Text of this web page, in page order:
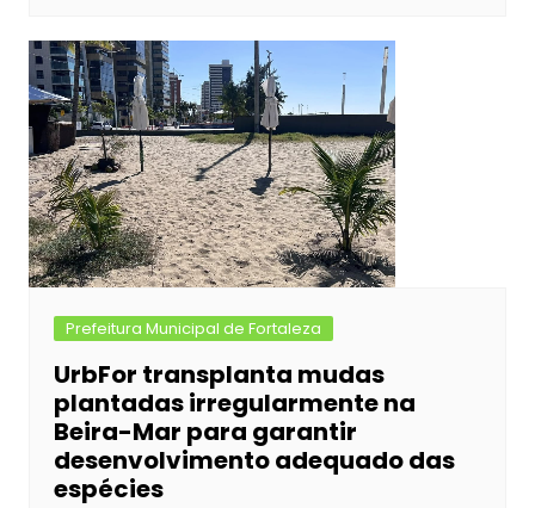
Prefeitura Municipal de Fortaleza
UrbFor transplanta mudas
plantadas irregularmente na
Beira-Mar para garantir
desenvolvimento adequado das
espécies